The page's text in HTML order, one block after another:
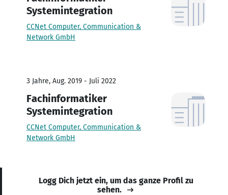
Systemintegration
CCNet Computer, Communication &
Network GmbH
3 Jahre, Aug. 2019 - Juli 2022
Fachinformatiker
Systemintegration
CCNet Computer, Communication &
Network GmbH
Logg Dich jetzt ein, um das ganze Profil zu
sehen.